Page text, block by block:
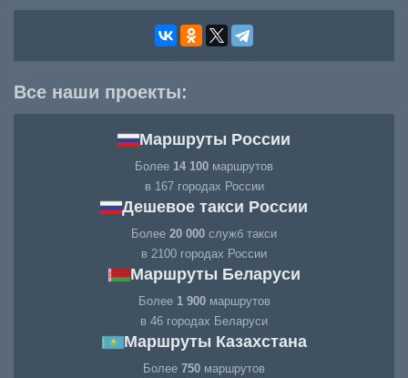
Все наши проекты:
Маршруты России
Более 14 100 маршрутов
в 167 городах России
Дешевое такси России
Более 20 000 служб такси
в 2100 городах России
Маршруты Беларуси
Более 1 900маршрутов
в 46 городах Беларуси
Маршруты Казахстана
Более 750 маршрутов